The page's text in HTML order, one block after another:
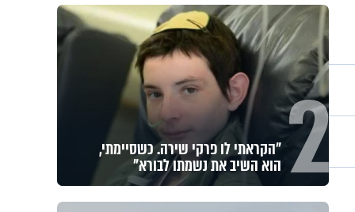
2 לזיווגים, שלום בית וישועות: המשדר
העולמי של ט"ו באב